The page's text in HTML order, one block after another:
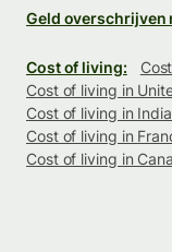
Geld overschrijven
Cost of living:
Cost of living in
Cost of living in India
Cost of living in
Cost of living in